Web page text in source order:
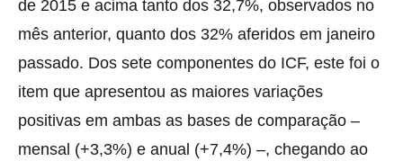
de 2015 e acima tanto dos 32,7%, observados no
mês anterior, quanto dos 32% aferidos em janeiro
passado. Dos sete componentes do ICF, este foi o
item que apresentou as maiores variações
positivas em ambas as bases de comparação –
mensal (+3,3%) e anual (+7,4%) –, chegando ao